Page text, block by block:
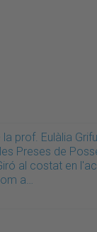
prof. Eulàlia
Preses de
al costat en
a…